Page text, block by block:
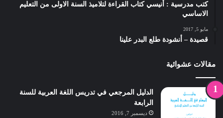
كتب مدرسية : أنيسي كتاب القراءة لتلاميذ السنة الاولى من التعليم
الاساسي
مايو 5, 2017
قصيدة – أنشودة طلع البدر علينا
مقالات عشوائية
الدليل المرجعي في تدريس اللغة العربية للسنة
الرابعة
ديسمبر 7, 2016